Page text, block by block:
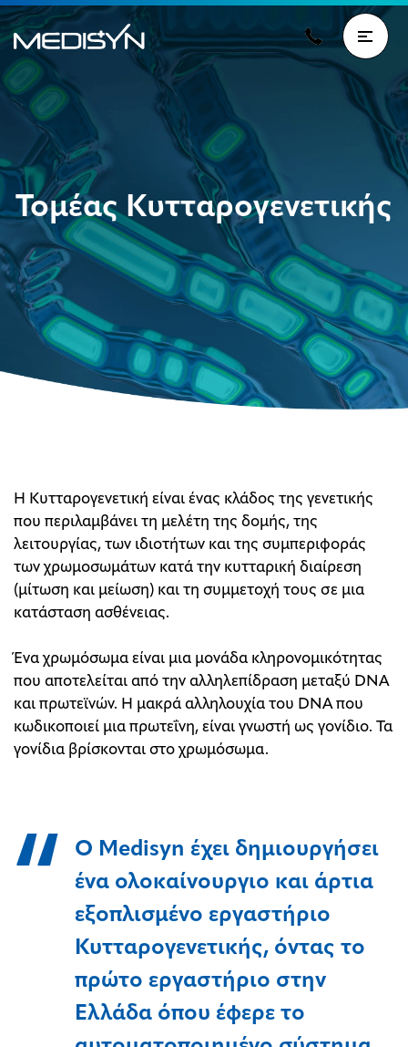
Τομέας Κυτταρογενετικής
Η Κυτταρογενετική είναι ένας κλάδος της γενετικής
που περιλαμβάνει τη μελέτη της δομής, της
λειτουργίας, των ιδιοτήτων και της συμπεριφοράς
των χρωμοσωμάτων κατά την κυτταρική διαίρεση
(μίτωση και μείωση) και τη συμμετοχή τους σε μια
κατάσταση ασθένειας.
Ένα χρωμόσωμα είναι μια μονάδα κληρονομικότητας
που αποτελείται από την αλληλεπίδραση μεταξύ DNA
και πρωτεϊνών. Η μακρά αλληλουχία του DNA που
κωδικοποιεί μια πρωτεΐνη, είναι γνωστή ως γονίδιο. Τα
γονίδια βρίσκονται στο χρωμόσωμα.
Ο Medisyn έχει δημιουργήσει
ένα ολοκαίνουργιο και άρτια
εξοπλισμένο εργαστήριο
Κυτταρογενετικής, όντας το
πρώτο εργαστήριο στην
Ελλάδα όπου έφερε το